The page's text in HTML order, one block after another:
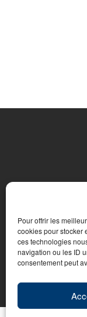
Pour offrir les
cookies pour stocker
ces technologies
navigation ou les ID
consentement peut